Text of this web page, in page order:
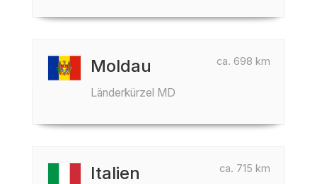
ca. 698 km
Moldau
Länderkürzel MD
ca. 715 km
Italien